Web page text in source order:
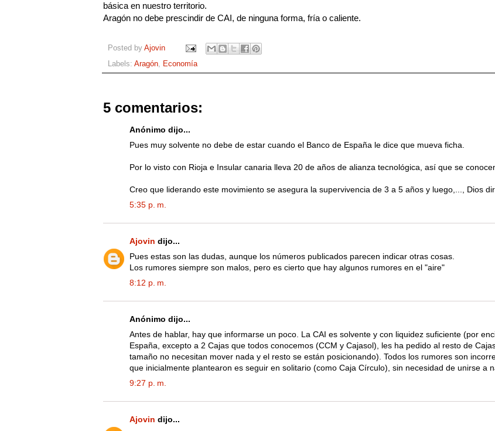
básica en nuestro territorio.
Aragón no debe prescindir de CAI, de ninguna forma, fría o caliente.
Posted by Ajovin
Labels: Aragón Economía
5 comentarios:
Anónimo dijo...
Pues muy solvente no debe de estar cuando el Banco de España le dice que mueva ficha.
Por lo visto con Rioja e Insular canaria lleva 20 de años de alianza tecnológica, así que se
Creo que liderando este movimiento se asegura la supervivencia de 3 a 5 años y luego,..., Dios
5:35 p. m.
Ajovin dijo...
Pues estas son las dudas, aunque los números publicados parecen indicar otras cosas.
Los rumores siempre son malos, pero es cierto que hay algunos rumores en el "aire"
8:12 p. m.
Anónimo dijo...
Antes de hablar, hay que informarse un poco. La CAI es solvente y con liquidez suficiente (por
España, excepto a 2 Cajas que todos conocemos (CCM y Cajasol), les ha pedido al resto de
tamaño no necesitan mover nada y el resto se están posicionando). Todos los rumores son
que inicialmente plantearon es seguir en solitario (como Caja Círculo), sin necesidad de unirse a
9:27 p. m.
Ajovin dijo...